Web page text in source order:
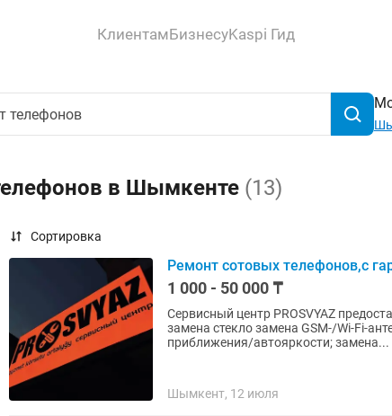
КлиентамБизнесуKaspi Гид
в Шымкенте (13)
Сортировка
Ремонт сотовых телефонов,с
1 000 - 50 000 ₸
Сервисный центр PROSVYAZ
замена стекло замена GSM-/Wi-Fi-
приближения/автояркости; замена...
Шымкент, 12 июля